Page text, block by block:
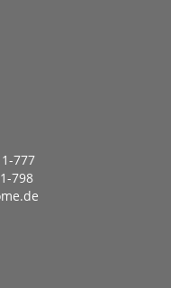
777
798